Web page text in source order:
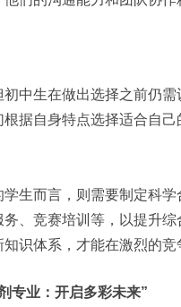
中生在做出选择之前仍
据自身特点选择适合自
生而言，则需要制定科
、竞赛培训等，以提升
识体系，才能在激烈的竞
专业：开启多彩未来”